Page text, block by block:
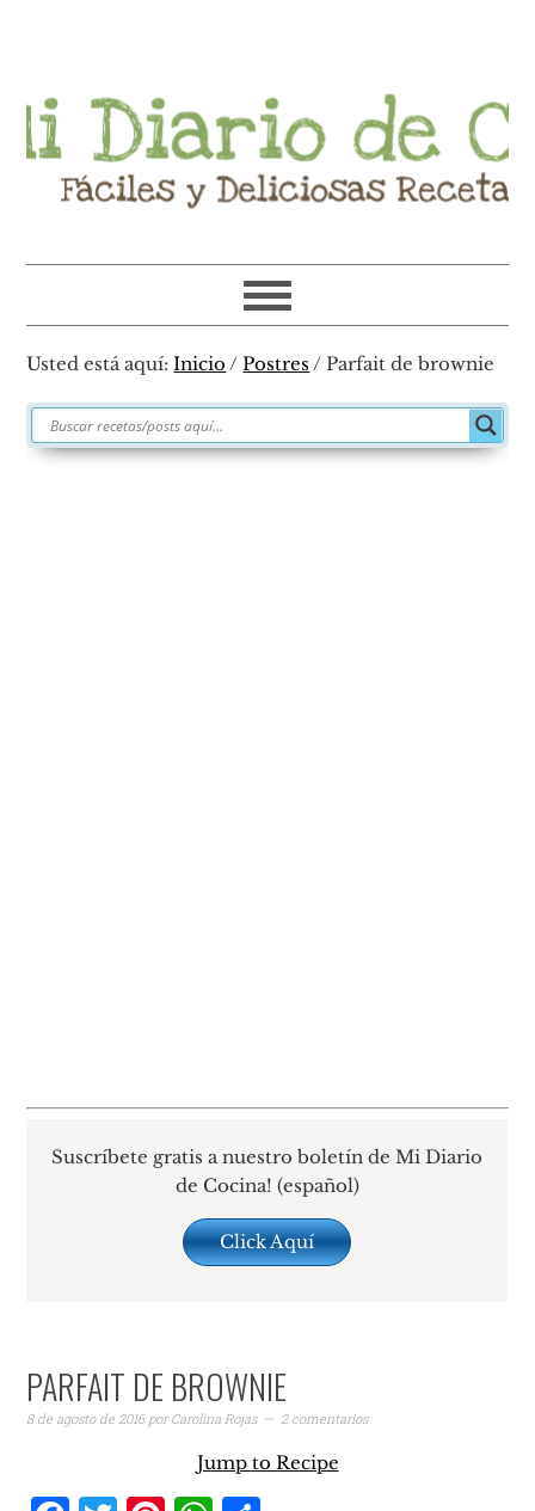
principal
principal
barra
lateral
primaria
de
página
Usted está aquí:Inicio / Postres / Parfait de brownie
Suscríbete gratis a nuestro boletín de Mi Diario
de Cocina! (español)
Click Aquí
PARFAIT DE BROWNIE
8 de agosto de 2016porCarolina Rojas 2 comentarios
Jump to Recipe